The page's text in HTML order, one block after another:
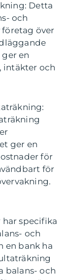
Detta
och
företag över
en
intäkter och
ger en
för
för
har specifika
och
en bank ha
balans- och